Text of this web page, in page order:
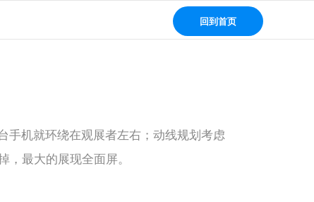
回到首页
手机就环绕在观展者左右；动线规划考虑
最大的展现全面屏。